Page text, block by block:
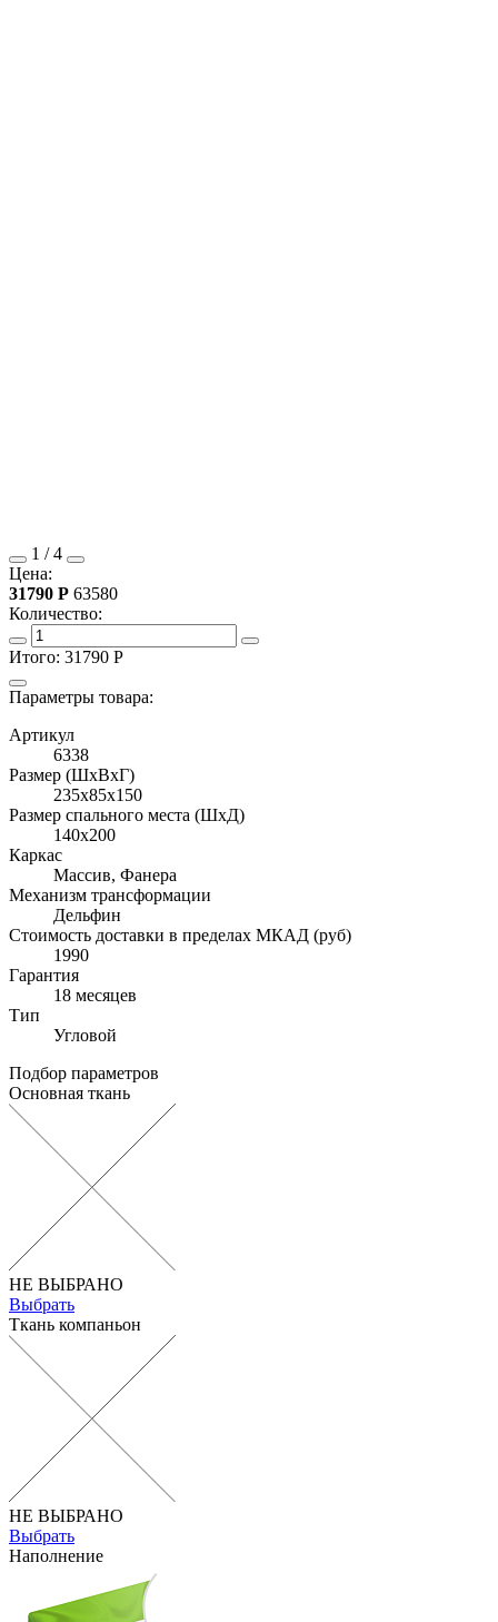
1 /4
Цена:
31790 Р 63580
Количество:
Итого: 31790 Р
Параметры товара:
Артикул
6338
Размер (ШхВхГ)
235x85x150
Размер спального места (ШхД)
140x200
Каркас
Массив, Фанера
Механизм трансформации
Дельфин
Стоимость доставки в пределах МКАД (руб)
1990
Гарантия
18 месяцев
Тип
Угловой
Подбор параметров
Основная ткань
НЕ ВЫБРАНО
Выбрать
Ткань компаньон
НЕ ВЫБРАНО
Выбрать
Наполнение